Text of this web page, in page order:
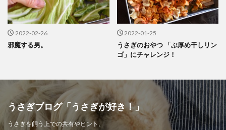
2022-02-26
邪魔する男。
2022-01-25
うさぎのおやつ 「ぶ厚め干しリン
ゴ」にチャレンジ！
うさぎブログ「うさぎが好き！」
うさぎを飼う上での共有やヒント、